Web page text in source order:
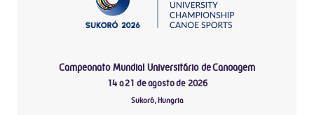
Campeonato Mundial Universitário de Canoagem
14 a 21 de agosto de 2026
Sukoró, Hungria